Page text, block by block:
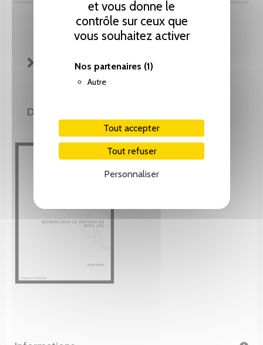
et vous donne le
contrôle sur ceux que
vous souhaitez activer
Nos partenaires (1)
Autre
Tout accepter
Tout refuser
Personnaliser
FICHE TECHNIQUE
DE MÊME AUTEUR(E)